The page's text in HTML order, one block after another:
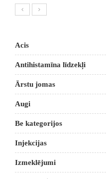
Acis
Antihistamīna līdzekļi
Ārstu jomas
Augi
Be kategorijos
Injekcijas
Izmeklējumi